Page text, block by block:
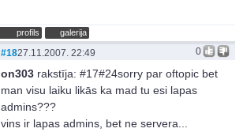
profils galerija
0
#1827.11.2007. 22:49
on303 rakstīja: #17#24sorry par oftopic bet
man visu laiku likās ka mad tu esi lapas
admins???
vins ir lapas admins, bet ne servera...